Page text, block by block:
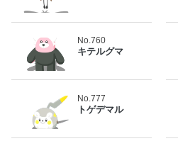
No.760
キテルグマ
No.777
トゲデマル